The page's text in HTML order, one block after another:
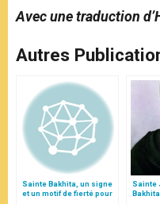
Avec une traduction
Autres
Sainte Bakhita, un signe
et un motif de fierté pour
Sainte